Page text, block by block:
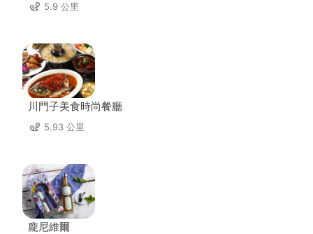
5.9 公里
川門子美食時尚餐廳
5.93 公里
龐尼維爾